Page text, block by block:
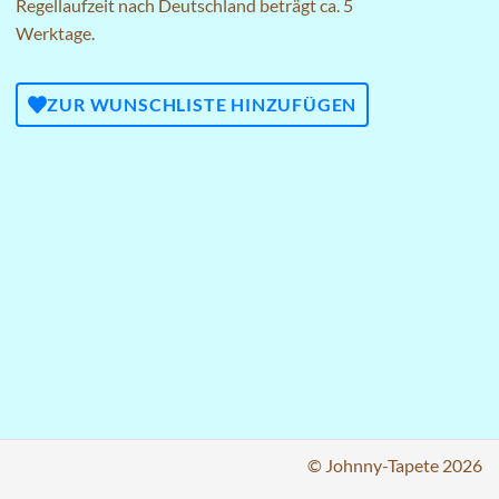
Regellaufzeit nach Deutschland beträgt ca. 5
Werktage.
ZUR WUNSCHLISTE HINZUFÜGEN
© Johnny-Tapete 2026